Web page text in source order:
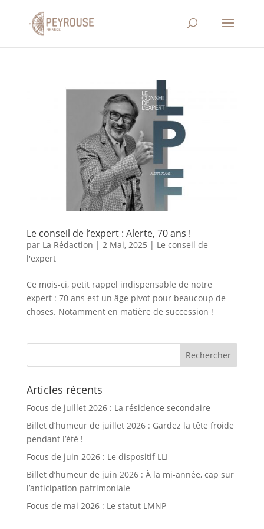
Le conseil de l’expert : Alerte, 70 ans !
par La Rédaction | 2 Mai, 2025 | Le conseil de
l'expert
Ce mois-ci, petit rappel indispensable de notre
expert : 70 ans est un âge pivot pour beaucoup de
choses. Notamment en matière de succession !
Articles récents
Focus de juillet 2026 : La résidence secondaire
Billet d’humeur de juillet 2026 : Gardez la tête froide
pendant l’été !
Focus de juin 2026 : Le dispositif LLI
Billet d’humeur de juin 2026 : À la mi-année, cap sur
l’anticipation patrimoniale
Focus de mai 2026 : Le statut LMNP